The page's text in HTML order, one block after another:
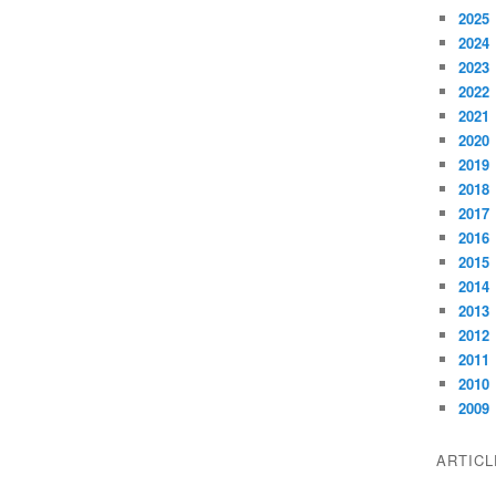
2025
2024
2023
2022
2021
2020
2019
2018
2017
2016
2015
2014
2013
2012
2011
2010
2009